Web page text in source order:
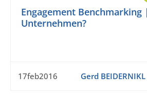
Engagement
Unternehmen?
17feb2016 Gerd BEIDERNIKL